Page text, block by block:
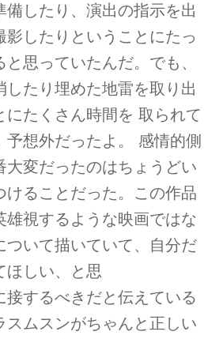
備したり、演出の指示を出
影したりということにたっ
思っていたんだ。でも、
したり埋めた地雷を取り出
にたくさん時間を 取られて
予想外だったよ。 感情的側
大変だったのはちょうどい
けることだった。この作品
雄視するような映画ではな
ついて描いていて、自分だ
ほしい、と思
接するべきだと伝えている
スムスンがちゃんと正しい